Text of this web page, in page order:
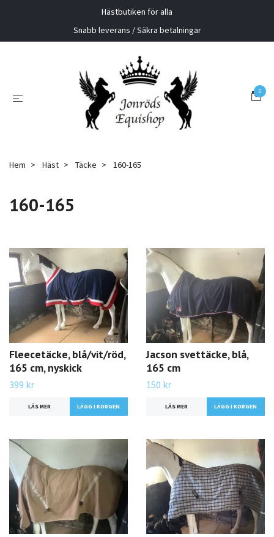
Hästbutiken för alla
Snabb leverans / Säkra betalningar
0
Hem Häst Täcke 160-165
160-165
Fleecetäcke, blå/vit/röd,
165 cm, nyskick
399 kr
LÄS MER
Jacson svettäcke, blå,
165 cm
150 kr
LÄS MER